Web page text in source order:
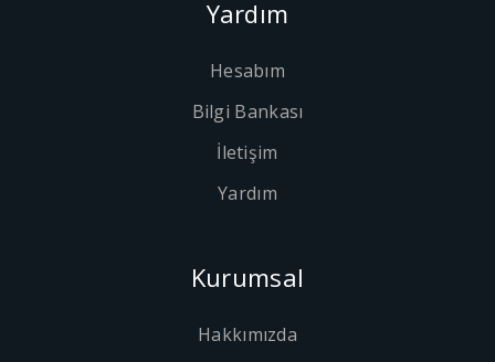
Yardım
Hesabım
Bilgi Bankası
İletişim
Yardım
Kurumsal
Hakkımızda